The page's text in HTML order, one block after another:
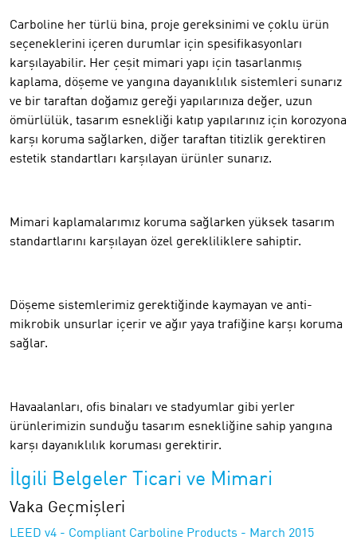
Carboline her türlü bina, proje gereksinimi ve çoklu ürün
seçeneklerini içeren durumlar için spesifikasyonları
karşılayabilir. Her çeşit mimari yapı için tasarlanmış
kaplama, döşeme ve yangına dayanıklılık sistemleri sunarız
ve bir taraftan doğamız gereği yapılarınıza değer, uzun
ömürlülük, tasarım esnekliği katıp yapılarınız için korozyona
karşı koruma sağlarken, diğer taraftan titizlik gerektiren
estetik standartları karşılayan ürünler sunarız.
Mimari kaplamalarımız koruma sağlarken yüksek tasarım
standartlarını karşılayan özel gerekliliklere sahiptir.
Döşeme sistemlerimiz gerektiğinde kaymayan ve anti-
mikrobik unsurlar içerir ve ağır yaya trafiğine karşı koruma
sağlar.
Havaalanları, ofis binaları ve stadyumlar gibi yerler
ürünlerimizin sunduğu tasarım esnekliğine sahip yangına
karşı dayanıklılık koruması gerektirir.
İlgili Belgeler Ticari ve Mimari
Vaka Geçmişleri
LEED v4 - Compliant Carboline Products - March 2015